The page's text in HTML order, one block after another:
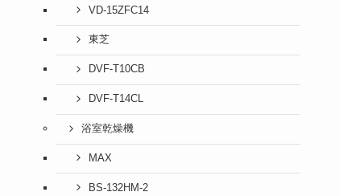
VD-15ZFC14
東芝
DVF-T10CB
DVF-T14CL
浴室乾燥機
MAX
BS-132HM-2